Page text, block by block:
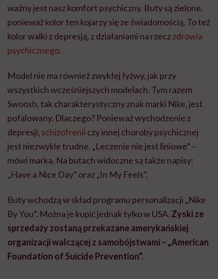
ważny jest nasz komfort psychiczny. Buty są zielone,
ponieważ kolor ten kojarzy się ze świadomością. To też
kolor walki z depresją, z działaniami na rzeczzdrowia
psychicznego.
Model nie ma również zwykłej łyżwy, jak przy
wszystkich wcześniejszych modelach. Tym razem
Swoosh, tak charakterystyczny znak marki Nike, jest
pofalowany. Dlaczego? Ponieważ wychodzenie z
depresji, schizofrenii czy innej choroby psychicznej
jest niezwykle trudne. „Leczenie nie jest liniowe” –
mówi marka. Na butach widoczne są także napisy:
„Have a Nice Day” oraz „In My Feels”.
Buty wchodzą w skład programu personalizacji „Nike
By You”. Można je kupić jednak tylko w USA. Zyski ze
sprzedaży zostaną przekazane amerykańskiej
organizacji walczącej z samobójstwami – „American
Foundation of Suicide Prevention”.